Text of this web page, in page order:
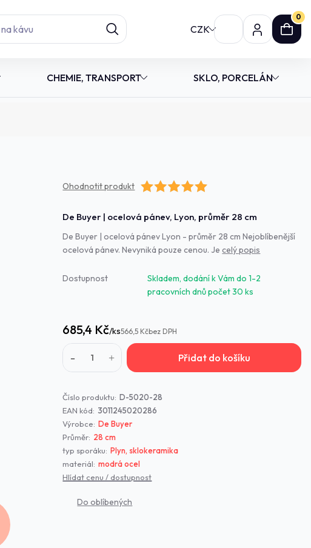
CZK
0
CHEMIE, TRANSPORT SKLO, PORCELÁN
Ohodnotit produkt
De Buyer | ocelová pánev, Lyon, průměr 28 cm
De Buyer | ocelová pánev Lyon - průměr 28 cm Nejoblíbenější
ocelová pánev. Nevyniká pouze cenou. Jecelý popis
Dostupnost
Skladem, dodání k Vám do 1-2
pracovních dnů počet 30 ks
685,4 Kč/ks566,5 Kčbez DPH
Přidat do košíku
Číslo produktu: D-5020-28
EAN kód: 3011245020286
Výrobce: De Buyer
Průměr: 28 cm
typ sporáku: Plyn, sklokeramika
materiál: modrá ocel
Hlídat cenu / dostupnost